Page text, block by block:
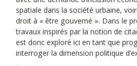
spatiale dans la société urbaine,
droit à « être gouverné ». Dans le
travaux inspirés par la notion de
est donc exploré ici en tant que
interroger la dimension politique